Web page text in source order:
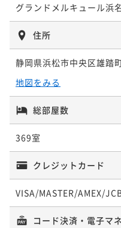
36平米 禁煙 無料Wi-Fi
ツ
クラシック
付】
36平米 禁煙 無料Wi-Fi
和室
グランドメルキュール浜
住所
静岡県浜松市中央区雄踏
地図をみる
総部屋数
369室
クレジットカード
VISA/MASTER/AMEX/
コード決済・電子マ